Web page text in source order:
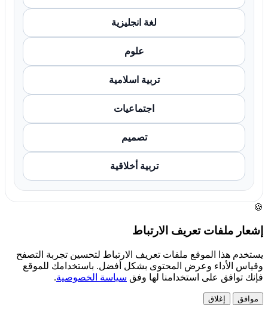
لغة انجليزية
علوم
تربية اسلامية
اجتماعيات
تصميم
تربية أخلاقية
🍪
إشعار ملفات تعريف الارتباط
يستخدم هذا الموقع ملفات تعريف الارتباط لتحسين تجربة التصفح
وقياس الأداء وعرض المحتوى بشكل أفضل. باستخدامك للموقع
فإنك توافق على استخدامنا لها وفق سياسة الخصوصية.
موافق إغلاق